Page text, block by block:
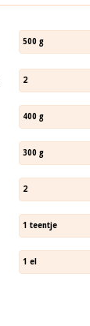
500 g
2
400 g
300 g
2
1 teentje
1 el